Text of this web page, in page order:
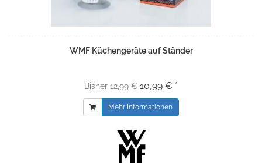
WMF Küchengeräte auf Ständer
Bisher 12,99 € 10,99 € *
Mehr Informationen